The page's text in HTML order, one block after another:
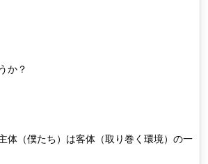
か？
体（僕たち）は客体（取り巻く環境）の一